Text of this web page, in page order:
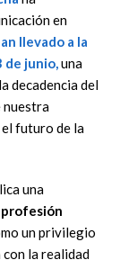
en
llevado a la
de junio,una
decadencia del
nuestra
futuro de la
una
profesión
un privilegio
la realidad